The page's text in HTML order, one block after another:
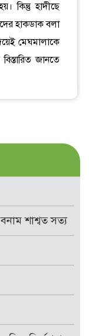
কিন্তু হাদীছে
হাকডাক বলা
মেঘমালাকে
জানতে
বনাম শাশ্বত সত্য